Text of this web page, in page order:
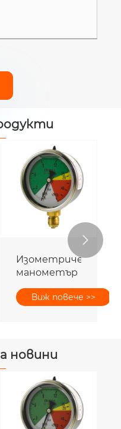
Изометричен
манометър
Виж повече >>

новини